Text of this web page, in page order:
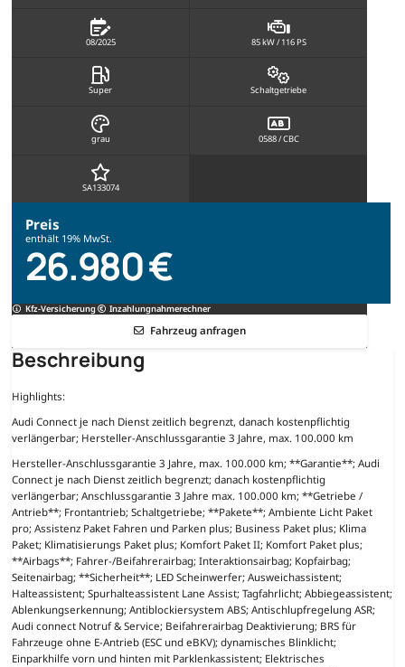
08/2025 85 kW / 116 PS
Super Schaltgetriebe
grau 0588 / CBC
SA133074
Preis
enthält 19% MwSt.
26.980 €
Kfz-Versicherung Inzahlungnahmerechner
Fahrzeug anfragen
Beschreibung
Highlights:
Audi Connect je nach Dienst zeitlich begrenzt, danach kostenpflichtig
verlängerbar; Hersteller-Anschlussgarantie 3 Jahre, max. 100.000 km
Hersteller-Anschlussgarantie 3 Jahre, max. 100.000 km; **Garantie**; Audi
Connect je nach Dienst zeitlich begrenzt; danach kostenpflichtig
verlängerbar; Anschlussgarantie 3 Jahre max. 100.000 km; **Getriebe /
Antrieb**; Frontantrieb; Schaltgetriebe; **Pakete**; Ambiente Licht Paket
pro; Assistenz Paket Fahren und Parken plus; Business Paket plus; Klima
Paket; Klimatisierungs Paket plus; Komfort Paket II; Komfort Paket plus;
**Airbags**; Fahrer-/Beifahrerairbag; Interaktionsairbag; Kopfairbag;
Seitenairbag; **Sicherheit**; LED Scheinwerfer; Ausweichassistent;
Halteassistent; Spurhalteassistent Lane Assist; Tagfahrlicht; Abbiegeassistent;
Ablenkungserkennung; Antiblockiersystem ABS; Antischlupfregelung ASR;
Audi connect Notruf & Service; Beifahrerairbag Deaktivierung; BRS für
Fahrzeuge ohne E-Antrieb (ESC und eBKV); dynamisches Blinklicht;
Einparkhilfe vorn und hinten mit Parklenkassistent; Elektrisches